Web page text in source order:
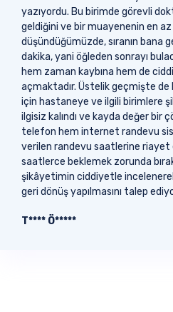
yazıyordu. Bu birimde görevli
geldiğini ve bir muayenenin en
düşündüğümüzde, sıranın bana
dakika, yani öğleden sonrayı
hem zaman kaybına hem de
açmaktadır. Üstelik geçmişte de
için hastaneye ve ilgili birimlere
ilgisiz kalındı ve kayda değer bir
telefon hem internet randevu
verilen randevu saatlerine riayet
saatlerce beklemek zorunda
şikâyetimin ciddiyetle
geri dönüş yapılmasını talep
T**** Ö*****